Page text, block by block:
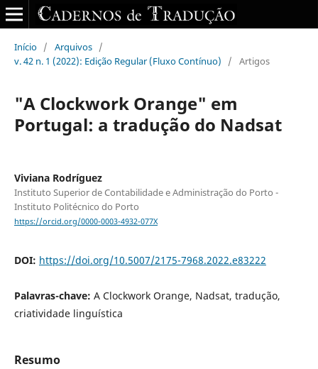
Início / Arquivos /
v. 42 n. 1 (2022): Edição Regular (Fluxo Contínuo)
/ Artigos
"A Clockwork Orange" em
Portugal: a tradução do Nadsat
Viviana Rodríguez
Instituto Superior de Contabilidade e Administração do Porto -
Instituto Politécnico do Porto
https://orcid.org/0000-0003-4932-077X
DOI: https://doi.org/10.5007/2175-7968.2022.e83222
Palavras-chave: A Clockwork Orange, Nadsat, tradução,
criatividade linguística
Resumo